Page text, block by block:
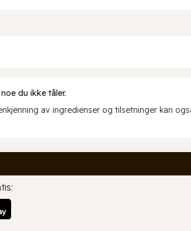
du ikke tåler.
av ingredienser og tilsetninger kan